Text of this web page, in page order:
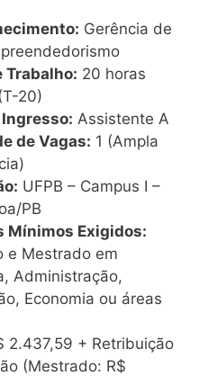
Gerência de
Trabalho: 20 horas
20)
Assistente A
de Vagas: 1 (Ampla
UFPB – Campus I –
PB
Mínimos Exigidos:
e Mestrado em
Administração,
Economia ou áreas
2.437,59 + Retribuição
(Mestrado: R$